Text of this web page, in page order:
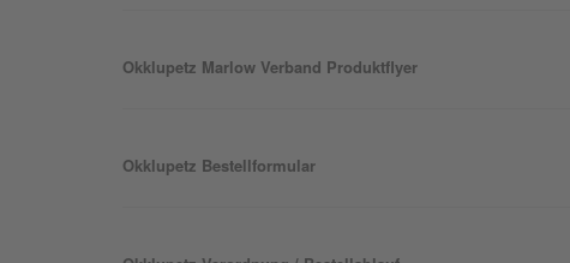
Okklupetz Marlow Verband Produktflyer
Okklupetz Bestellformular